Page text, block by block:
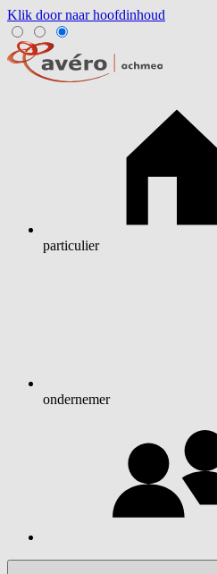
Klik door naar hoofdinhoud
particulier
ondernemer